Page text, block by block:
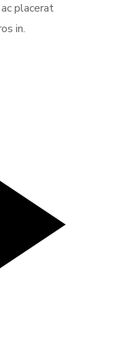
placerat
in.